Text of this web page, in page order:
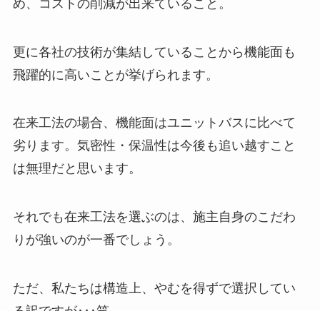
め、コストの削減が出来ていること。
更に各社の技術が集結していることから機能面も
飛躍的に高いことが挙げられます。
在来工法の場合、機能面はユニットバスに比べて
劣ります。気密性・保温性は今後も追い越すこと
は無理だと思います。
それでも在来工法を選ぶのは、施主自身のこだわ
りが強いのが一番でしょう。
ただ、私たちは構造上、やむを得ずで選択してい